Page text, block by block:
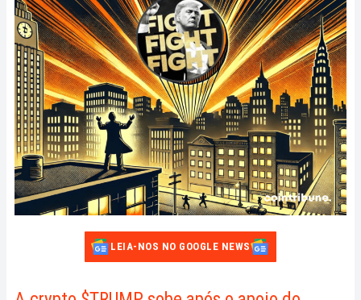
LEIA-NOS NO GOOGLE NEWS